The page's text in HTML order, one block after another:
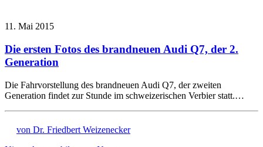
11. Mai 2015
Die ersten Fotos des brandneuen Audi Q7, der 2.
Generation
Die Fahrvorstellung des brandneuen Audi Q7, der zweiten
Generation findet zur Stunde im schweizerischen Verbier statt.…
von Dr. Friedbert Weizenecker